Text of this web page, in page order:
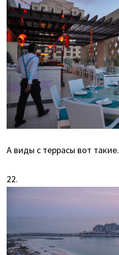
А виды с террасы вот такие.
22.